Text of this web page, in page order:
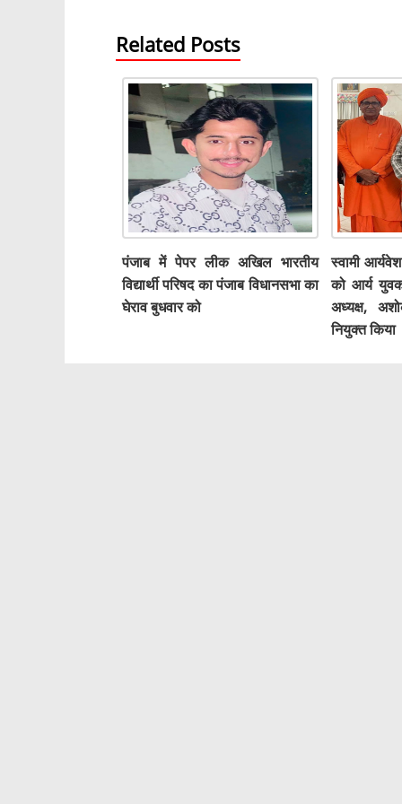
Related Posts
पंजाब में पेपर लीक अखिल भारतीय
विद्यार्थी परिषद का पंजाब विधानसभा का
घेराव बुधवार को
स्वामी
को आर्य
अध्यक्ष,
नियुक्त किया